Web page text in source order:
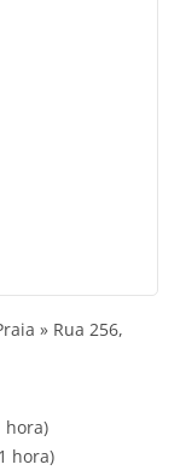
» Rua 256,
hora)
hora)